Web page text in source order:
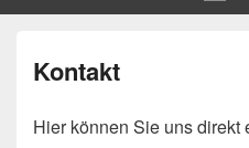
Kontakt
Hier können Sie uns direkt